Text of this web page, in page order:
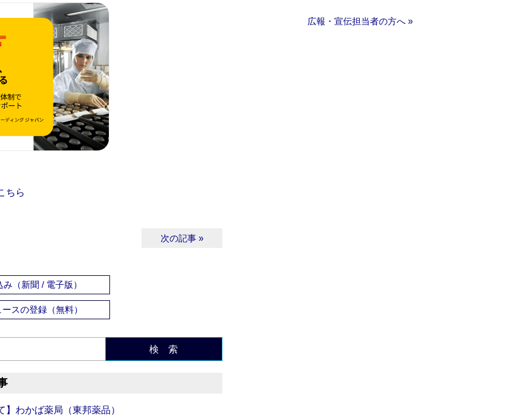
ちら
次の記事 »
（新聞 / 電子版）
スの登録（無料）
検 索
】わかば薬局（東邦薬品）
広報・宣伝担当者の方へ »